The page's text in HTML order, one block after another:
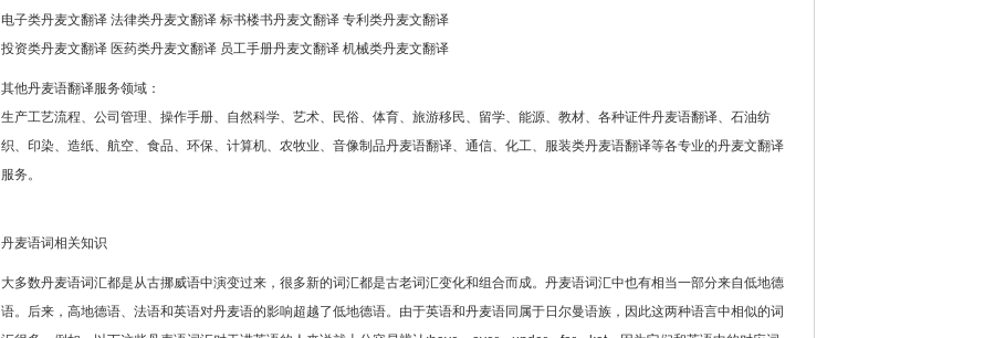
电子类丹麦文翻译 法律类丹麦文翻译 标书楼书丹麦文翻译 专利类丹麦文翻译
投资类丹麦文翻译 医药类丹麦文翻译 员工手册丹麦文翻译 机械类丹麦文翻译
其他丹麦语翻译服务领域：
生产工艺流程、公司管理、操作手册、自然科学、艺术、民俗、体育、旅游移民、留学、能源、教材、各种证件丹麦语翻译、石油纺
织、印染、造纸、航空、食品、环保、计算机、农牧业、音像制品丹麦语翻译、通信、化工、服装类丹麦语翻译等各专业的丹麦文翻译
服务。
丹麦语词相关知识
大多数丹麦语词汇都是从古挪威语中演变过来，很多新的词汇都是古老词汇变化和组合而成。丹麦语词汇中也有相当一部分来自低地德
语。后来，高地德语、法语和英语对丹麦语的影响超越了低地德语。由于英语和丹麦语同属于日尔曼语族，因此这两种语言中相似的词